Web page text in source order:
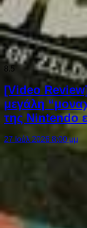
8.5
[Video
μεγάλη
της Nintendo
27 Ιούλ 2026 8:00 μμ